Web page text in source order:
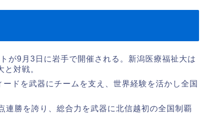
が9月3日に岩手で開催される。新潟医療福祉大は
対戦。
ドを武器にチームを支え、世界経験を活かし全国
連勝を誇り、総合力を武器に北信越初の全国制覇